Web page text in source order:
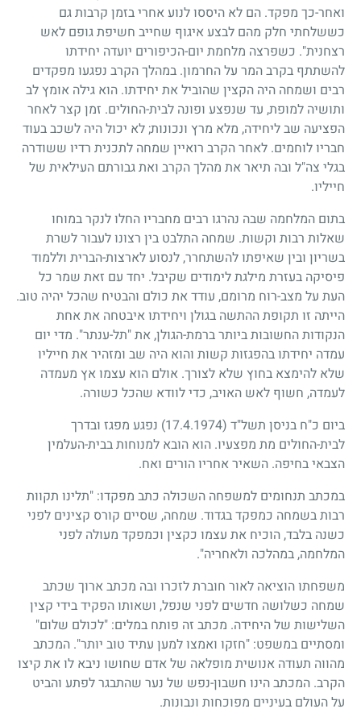
ואחר-כך מפקד. הם לא היססו לנוע אחרי בזמן קרבות גם
כששלחתי חלק מהם לבצע איגוף שחייב חשיפת גופם לאש
רצחנית". כשפרצה מלחמת יום-הכיפורים יועדה יחידתו
להשתתף בקרב המר על החרמון. במהלך הקרב נפגעו מפקדים
רבים ושמחה היה הקצין שהוביל את יחידתו. הוא גילה אומץ לב
ותושיה למופת, עד שנפצע ופונה לבית-החולים. זמן קצר לאחר
הפציעה שב ליחידה, מלא מרץ ונכונות; לא יכול היה לשכב בעוד
חבריו לוחמים. לאחר הקרב רואיין שמחה לתכנית רדיו ששודרה
בגלי צה"ל ובה תיאר את מהלך הקרב ואת גבורתם העילאית של
חייליו.
בתום המלחמה שבה נהרגו רבים מחבריו החלו לנקר במוחו
שאלות רבות וקשות. שמחה התלבט בין רצונו לעבור לשרת
בשריון ובין שאיפתו להשתחרר, לנסוע לארצות-הברית וללמוד
פיסיקה בעזרת מילגת לימודים שקיבל. יחד עם זאת שמר כל
העת על מצב-רוח מרומם, עודד את כולם והבטיח שהכל יהיה טוב.
הייתה זו תקופת ההתשה בגולן ויחידתו איבטחה את אחת
הנקודות החשובות ביותר ברמת-הגולן, את "תל-ענתר". מדי יום
עמדה יחידתו בהפגזות קשות והוא היה שב ומזהיר את חייליו
שלא להימצא בחוץ שלא לצורך. אולם הוא עצמו אץ מעמדה
לעמדה, חשוף לאש האויב, כדי לוודא שהכל כשורה.
ביום כ"ח בניסן תשל"ד (17.4.1974)
נפגע מפגז ובדרך
לבית-החולים מת מפצעיו. הוא הובא למנוחות בבית-העלמין
הצבאי בחיפה. השאיר אחריו הורים ואח.
במכתב תנחומים למשפחה השכולה כתב מפקדו: "תלינו תקוות
רבות בשמחה כמפקד בגדוד. שמחה, שסיים קורס קצינים לפני
כשנה בלבד, הוכיח את עצמו כקצין וכמפקד מעולה לפני
המלחמה, במהלכה ולאחריה".
משפחתו הוציאה לאור חוברת לזכרו ובה מכתב ארוך שכתב
שמחה כשלושה חדשים לפני שנפל, ושאותו הפקיד בידי קצין
השלישות של היחידה. מכתב זה פותח במלים: "לכולם שלום"
ומסתיים במשפט: "חזקו ואמצו למען עתיד טוב יותר". המכתב
מהווה תעודה אנושית מופלאה של אדם שחושו ניבא לו את קיצו
הקרב. המכתב הינו חשבון-נפש של נער שהתבגר לפתע והביט
על העולם בעיניים מפוכחות ונבונות.